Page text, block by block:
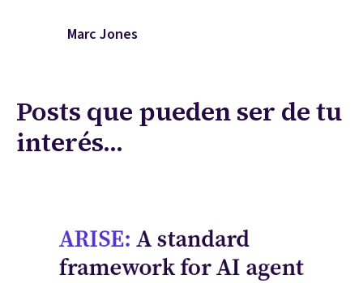
Marc Jones
Posts que pueden ser de tu
interés...